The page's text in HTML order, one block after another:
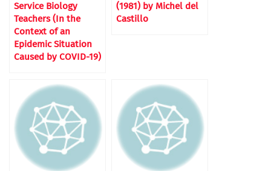
Service Biology
Teachers (In the
Context of an
Epidemic Situation
Caused by COVID-19)
(1981) by Michel del
Castillo